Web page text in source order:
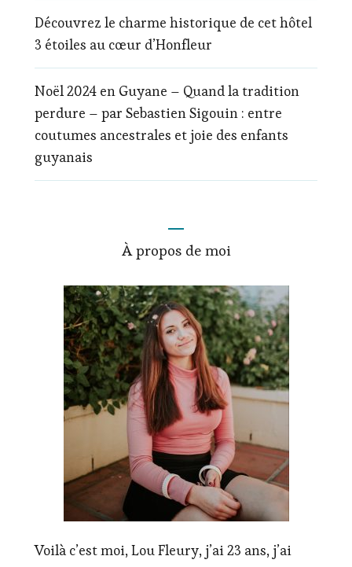
Découvrez le charme historique de cet hôtel
3 étoiles au cœur d’Honfleur
Noël 2024 en Guyane – Quand la tradition
perdure – par Sebastien Sigouin : entre
coutumes ancestrales et joie des enfants
guyanais
À propos de moi
Voilà c’est moi, Lou Fleury, j’ai 23 ans, j’ai